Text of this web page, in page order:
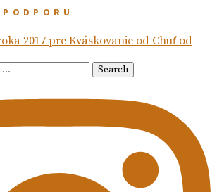
Search